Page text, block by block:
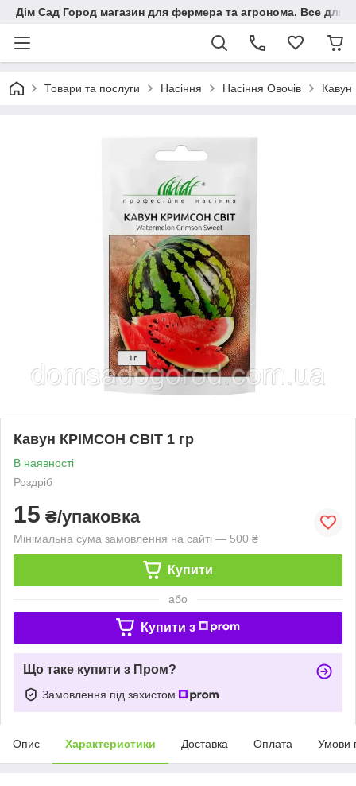
Дім Сад Город магазин для фермера та агронома. Все для
Товари та послуги Насіння Насіння Овочів Кавун
Кавун КРІМСОН СВІТ 1 гр
В наявності
Роздріб
15 ₴/упаковка
Мінімальна сума замовлення на сайті — 500 ₴
Купити
або
Купити з
Що таке купити з Пром?
Замовлення під захистом
Опис Характеристики Доставка Оплата Умови